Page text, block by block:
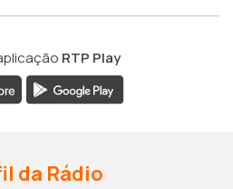
RTP Play
da Rádio